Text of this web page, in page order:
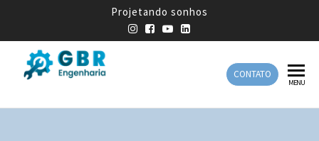
Projetando sonhos
Engenharia
Engenharia
CONTATO
MENU